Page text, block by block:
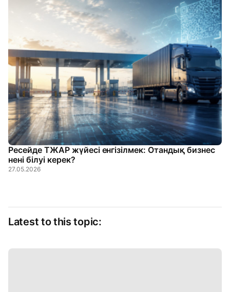
Ресейде ТЖАР жүйесі енгізілмек: Отандық бизнес
нені білуі керек?
27.05.2026
Latest to this topic: